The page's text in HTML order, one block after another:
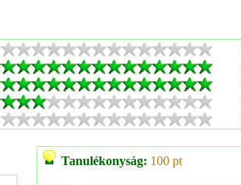
Tanulékonyság: 100 pt